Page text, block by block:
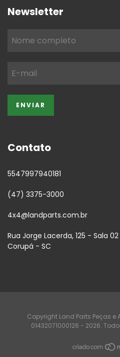
Newsletter
Contato
5547997940181
(47) 3375-3000
4x4@landparts.com.br
Rua Jorge Lacerda, 125 - Sala
Corupá - SC
Copyright Land Parts Peças e
01432071000126 - 2026.